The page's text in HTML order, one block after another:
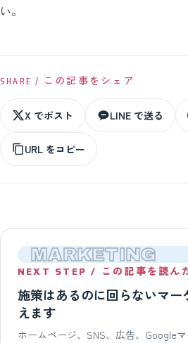
い。
SHARE / この記事をシェア
X でポスト LINE で送る
URL をコピー
MARKETING
NEXT STEP / この記事を読ん
施策はあるのに回らないマ
えます
ホームページ、SNS、広告、Google